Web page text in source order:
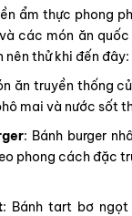
ẩm thực phong
các món ăn
nên thử khi đến đây:
ăn truyền thống
mai và nước sốt
: Bánh burger
phong cách đặc
: Bánh tart bơ